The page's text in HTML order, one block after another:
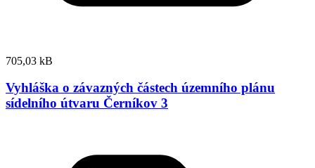
705,03 kB
Vyhláška o závazných částech územního plánu
sídelního útvaru Černíkov 3